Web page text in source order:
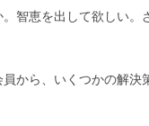
智恵を出して欲しい
から、いくつかの解決